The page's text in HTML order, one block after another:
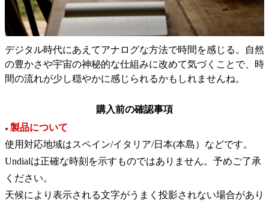
デジタル時代にあえてアナログな方法で時間を感じる。自然
の豊かさや宇宙の神秘的な仕組みに改めて気づくことで、時
間の流れが少し穏やかに感じられるかもしれませんね。
購入前の確認事項
● 製品について
使用対応地域はスペイン/イタリア/日本(本島）などです。
Undialは正確な時刻を示すものではありません。予めご了承
ください。
天候により表示される文字がうまく投影されない場合があり